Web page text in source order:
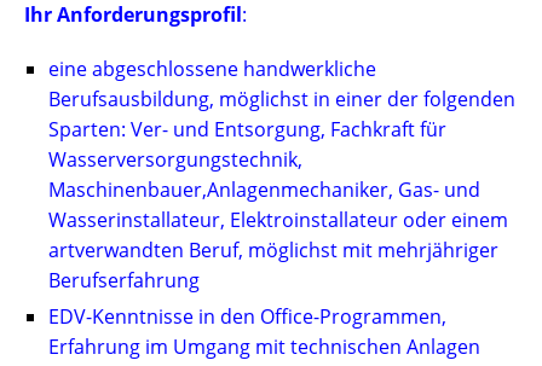
Ihr Anforderungsprofil:
eine abgeschlossene handwerkliche
Berufsausbildung, möglichst in einer der folgenden
Sparten: Ver- und Entsorgung, Fachkraft für
Wasserversorgungstechnik,
Maschinenbauer,Anlagenmechaniker, Gas- und
Wasserinstallateur, Elektroinstallateur oder einem
artverwandten Beruf, möglichst mit mehrjähriger
Berufserfahrung
EDV-Kenntnisse in den Office-Programmen,
Erfahrung im Umgang mit technischen Anlagen